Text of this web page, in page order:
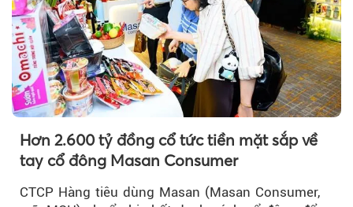
Hơn 2.600 tỷ đồng cổ tức tiền mặt sắp về
tay cổ đông Masan Consumer
CTCP Hàng tiêu dùng Masan (Masan Consumer,